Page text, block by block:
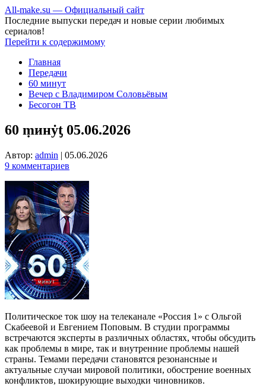
All-make.su — Официальный сайт
Последние выпуски передач и новые серии любимых
сериалов!
Перейти к содержимому
Главная
Передачи
60 минут
Вечер с Владимиром Соловьёвым
Бесогон ТВ
60 ṃинẏƫ 05.06.2026
Автор: admin | 05.06.2026
9 комментариев
Политическое ток шоу на телеканале «Россия 1» с Ольгой
Скабеевой и Евгением Поповым. В студии программы
встречаются эксперты в различных областях, чтобы обсудить
как проблемы в мире, так и внутренние проблемы нашей
страны. Темами передачи становятся резонансные и
актуальные случаи мировой политики, обострение военных
конфликтов, шокирующие выходки чиновников.